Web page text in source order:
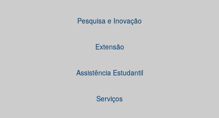
Pesquisa e Inovação
Extensão
Assistência Estudantil
Serviços